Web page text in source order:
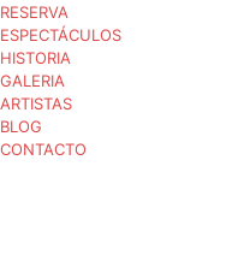
RESERVA
ESPECTÁCULOS
HISTORIA
GALERIA
ARTISTAS
BLOG
CONTACTO